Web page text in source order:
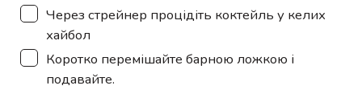
▢
Через стрейнер процідіть коктейль у келих
хайбол
▢
Коротко перемішайте барною ложкою і
подавайте.